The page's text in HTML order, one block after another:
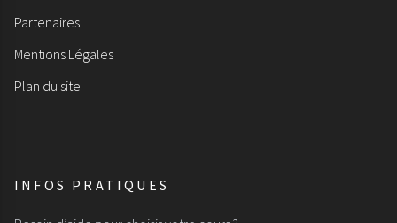
Partenaires
Mentions Légales
Plan du site
INFOS PRATIQUES